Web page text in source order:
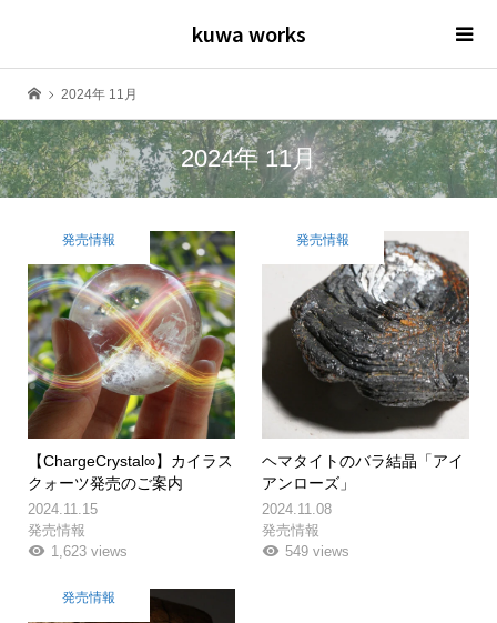
kuwa works
2024年 11月
2024年 11月
発売情報
【ChargeCrystal∞】カイラス
クォーツ発売のご案内
2024.11.15
発売情報
1,623 views
発売情報
ヘマタイトのバラ結晶「アイ
アンローズ」
2024.11.08
発売情報
549 views
発売情報